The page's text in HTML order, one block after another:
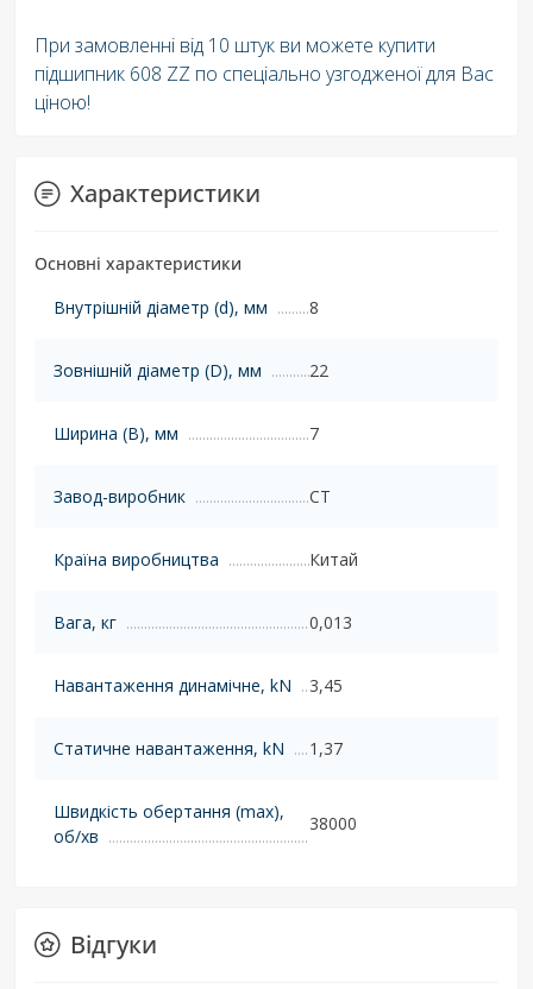
При замовленні від 10 штук ви можете купити
підшипник 608 ZZ по спеціально узгодженої для Вас
ціною!
Характеристики
Основні характеристики
Внутрішній діаметр (d), мм
8
Зовнішній діаметр (D), мм 22
Ширина (B), мм 7
Завод-виробник CT
Країна виробництва Китай
Вага, кг 0,013
Навантаження динамічне, kN 3,45
Статичне навантаження, kN 1,37
Швидкість обертання (max),
об/хв
38000
Відгуки